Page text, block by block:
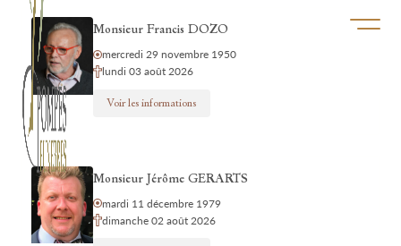
Ouvrir/
Monsieur Francis DOZO
mercredi 29 novembre 1950
lundi 03 août 2026
Voir les informations
Monsieur Jérôme GERARTS
mardi 11 décembre 1979
dimanche 02 août 2026